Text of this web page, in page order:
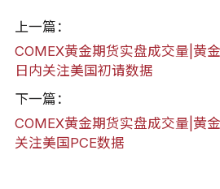
上一篇：
COMEX黄金期货实盘成交量|黄
日内关注美国初请数据
下一篇：
COMEX黄金期货实盘成交量|黄
关注美国PCE数据